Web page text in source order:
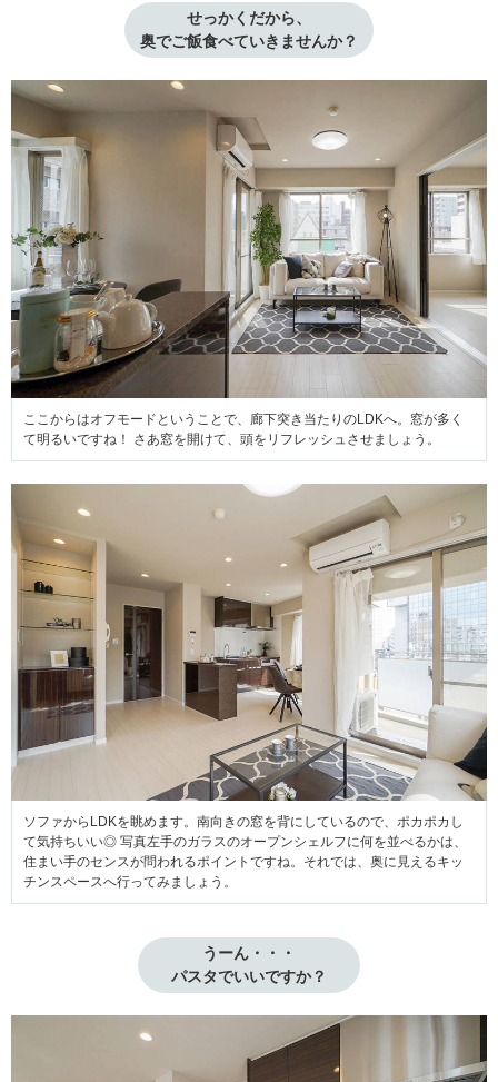
せっかくだから、
奥でご飯食べていきませんか？
ここからはオフモードということで、廊下突き当たりのLDKへ。窓が多く
て明るいですね！ さあ窓を開けて、頭をリフレッシュさせましょう。
ソファからLDKを眺めます。南向きの窓を背にしているので、ポカポカし
て気持ちいい◎ 写真左手のガラスのオープンシェルフに何を並べるかは、
住まい手のセンスが問われるポイントですね。それでは、奥に見えるキッ
チンスペースへ行ってみましょう。
うーん・・・
パスタでいいですか？